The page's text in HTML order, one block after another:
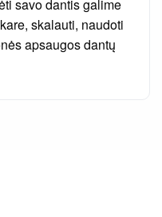
savo dantis galime
skalauti, naudoti
apsaugos dantų